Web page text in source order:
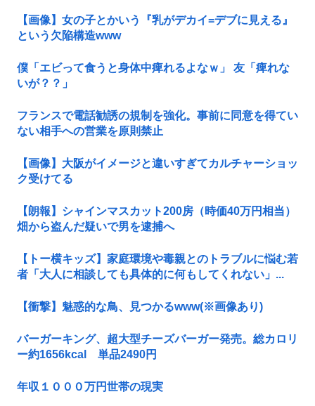
【画像】女の子とかいう『乳がデカイ=デブに見える』
という欠陥構造www
僕「エビって食うと身体中痺れるよなｗ」 友「痺れな
いが？？」
フランスで電話勧誘の規制を強化。事前に同意を得てい
ない相手への営業を原則禁止
【画像】大阪がイメージと違いすぎてカルチャーショッ
ク受けてる
【朗報】シャインマスカット200房（時価40万円相当）
畑から盗んだ疑いで男を逮捕へ
【トー横キッズ】家庭環境や毒親とのトラブルに悩む若
者「大人に相談しても具体的に何もしてくれない」...
【衝撃】魅惑的な鳥、見つかるwww(※画像あり)
バーガーキング、超大型チーズバーガー発売。総カロリ
ー約1656kcal 単品2490円
年収１０００万円世帯の現実